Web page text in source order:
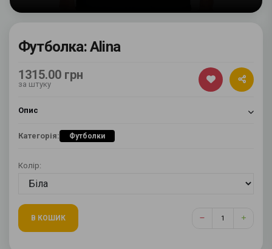
Футболка: Alina
1315.00 грн
за штуку
Опис
Категорія: Футболки
Колір:
В КОШИК